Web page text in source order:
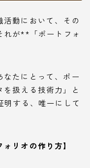
動において、その
れが**「ポートフォ
たにとって、ポー
を扱える技術力」と
明する、唯一にして
リオの作り方】